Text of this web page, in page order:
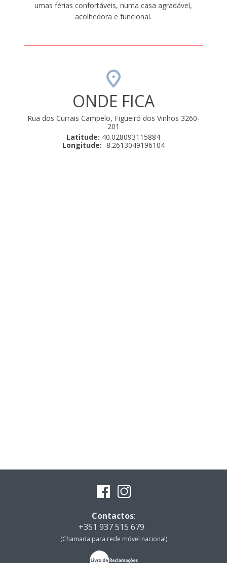
umas férias confortáveis, numa casa agradável,
acolhedora e funcional.
ONDE FICA
Rua dos Currais Campelo, Figueiró dos Vinhos 3260-
201
Latitude: 40.028093115884
Longitude: -8.2613049196104
Contactos:
+351 937 515 679
(Chamada para rede móvel nacional)